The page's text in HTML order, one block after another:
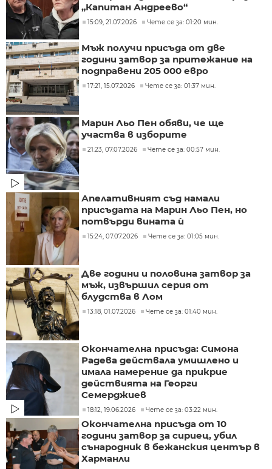
„Капитан Андреево“
15:09, 21.07.2026 Чете се за: 01:20 мин.
Мъж получи присъда от две
години затвор за притежание на
подправени 205 000 евро
17:21, 15.07.2026 Чете се за: 01:37 мин.
Марин Льо Пен обяви, че ще
участва в изборите
21:23, 07.07.2026 Чете се за: 00:57 мин.
Апелативният съд намали
присъдата на Марин Льо Пен, но
потвърди вината ѝ
15:24, 07.07.2026 Чете се за: 01:05 мин.
Две години и половина затвор за
мъж, извършил серия от
блудства в Лом
13:18, 01.07.2026 Чете се за: 01:40 мин.
Окончателна присъда: Симона
Радева действала умишлено и
имала намерение да прикрие
действията на Георги
Семерджиев
18:12, 19.06.2026 Чете се за: 03:22 мин.
Окончателна присъда от 10
години затвор за сириец, убил
сънародник в бежанския център в
Харманли